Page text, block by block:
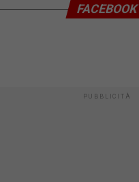
FACEBOOK
PUBBLICITÀ